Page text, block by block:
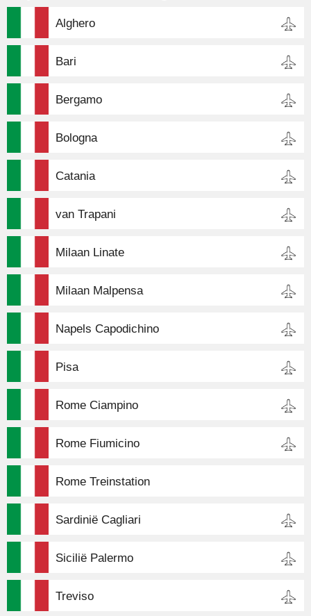
Alghero
Bari
Bergamo
Bologna
Catania
van Trapani
Milaan Linate
Milaan Malpensa
Napels Capodichino
Pisa
Rome Ciampino
Rome Fiumicino
Rome Treinstation
Sardinië Cagliari
Sicilië Palermo
Treviso